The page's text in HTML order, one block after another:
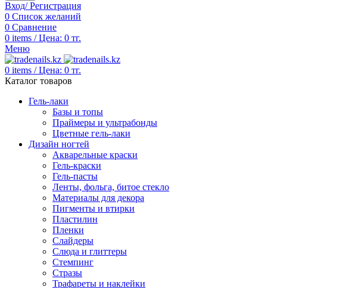
Вход/ Регистрация
0 Список желаний
0 Сравнение
0 items / Цена: 0 тг.
Меню
0 items / Цена: 0 тг.
Каталог товаров
Гель-лаки
Базы и топы
Праймеры и ультрабонды
Цветные гель-лаки
Дизайн ногтей
Акварельные краски
Гель-краски
Гель-пасты
Ленты, фольга, битое стекло
Материалы для декора
Пигменты и втирки
Пластилин
Пленки
Слайдеры
Слюда и глиттеры
Стемпинг
Стразы
Трафареты и наклейки